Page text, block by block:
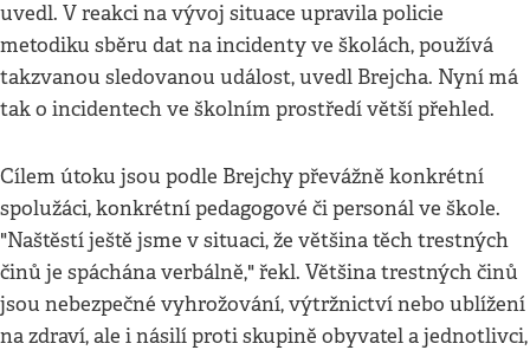
uvedl. V reakci na vývoj situace upravila policie
metodiku sběru dat na incidenty ve školách, používá
takzvanou sledovanou událost, uvedl Brejcha. Nyní má
tak o incidentech ve školním prostředí větší přehled.
Cílem útoku jsou podle Brejchy převážně konkrétní
spolužáci, konkrétní pedagogové či personál ve škole.
"Naštěstí ještě jsme v situaci, že většina těch trestných
činů je spáchána verbálně," řekl. Většina trestných činů
jsou nebezpečné vyhrožování, výtržnictví nebo ublížení
na zdraví, ale i násilí proti skupině obyvatel a jednotlivci,